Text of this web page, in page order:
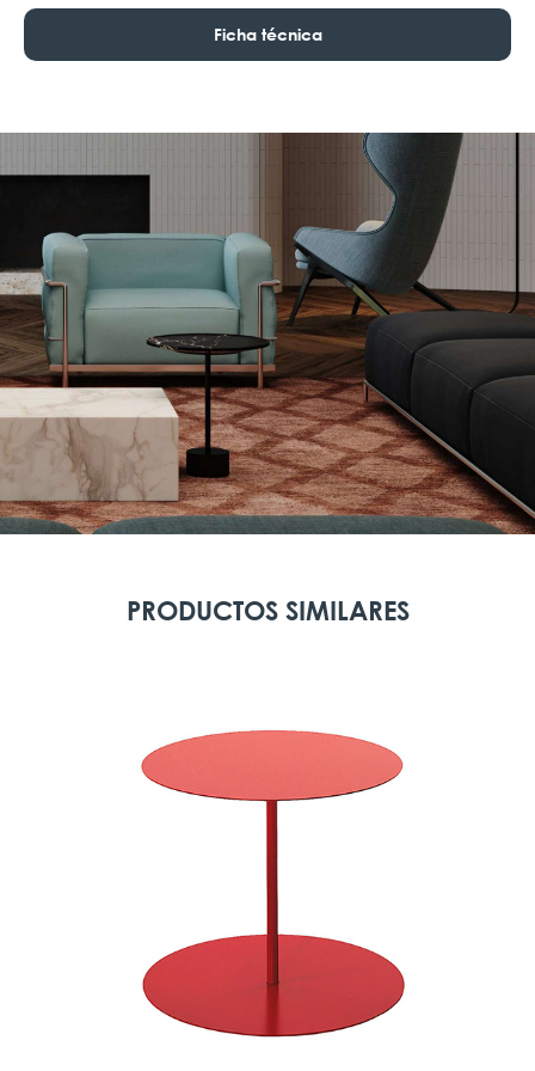
Ficha técnica
PRODUCTOS SIMILARES